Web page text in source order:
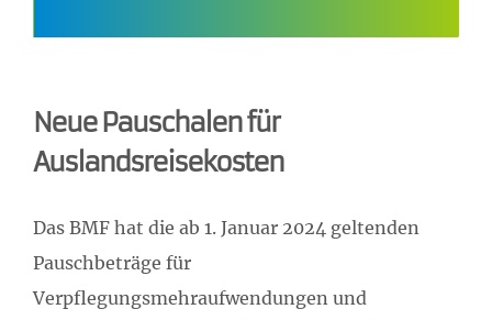
Neue Pauschalen für
Auslandsreisekosten
Das BMF hat die ab 1. Januar 2024 geltenden
Pauschbeträge für
Verpflegungsmehraufwendungen und